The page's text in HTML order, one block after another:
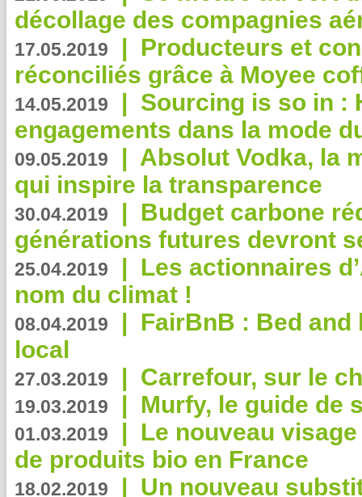
décollage des compagnies
17.05.2019 | Producteurs et
réconciliés grâce à Moyee
14.05.2019 | Sourcing is so in :
engagements dans la mode
09.05.2019 | Absolut Vodka, la
qui inspire la transparence
30.04.2019 | Budget carbone
générations futures devront
25.04.2019 | Les actionnaires
nom du climat !
08.04.2019 | FairBnB : Bed
local
27.03.2019 | Carrefour, sur le
19.03.2019 | Murfy, le guide de
01.03.2019 | Le nouveau
de produits bio en France
18.02.2019 | Un nouveau